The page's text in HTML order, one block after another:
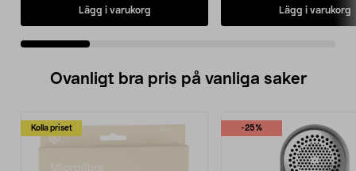
Lägg i varukorg Lägg i varukorg
Ovanligt bra pris på vanliga saker
Kolla priset -25%